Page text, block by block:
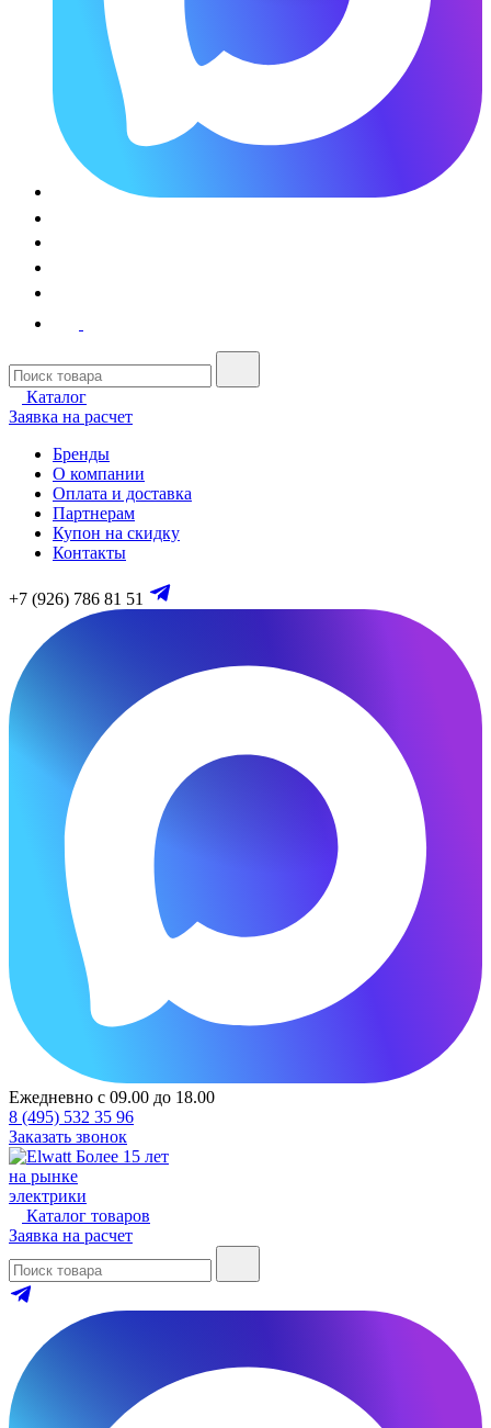
Каталог
Заявка на расчет
Бренды
О компании
Оплата и доставка
Партнерам
Купон на скидку
Контакты
+7 (926) 786 81 51
Ежедневно с 09.00 до 18.00
8 (495) 532 35 96
Заказать звонок
Более 15 лет
на рынке
электрики
Каталог товаров
Заявка на расчет